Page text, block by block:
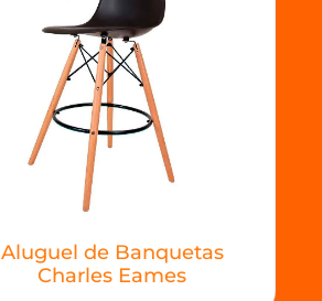
Aluguel de Banquetas
Charles Eames